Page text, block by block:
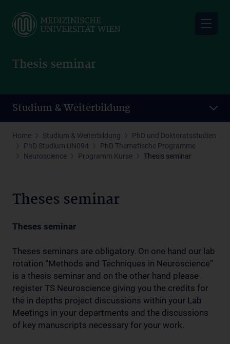
main
Thesis seminar
Studium & Weiterbildung
Home Studium & Weiterbildung
PhD und Doktoratsstudien
PhD Studium UN094
PhD Thematische Programme
Neuroscience
Programm Kurse Thesis seminar
Theses seminar
Theses seminar
Theses seminars are obligatory. On one hand our lab
rotation “Methods and Techniques in Neuroscience”
is a thesis seminar and on the other hand please
register TS Neuroscience giving you the credits for
the in depths project discussions within your Lab
Meetings in your departments and the discussions
of key manuscripts necessary for your work.